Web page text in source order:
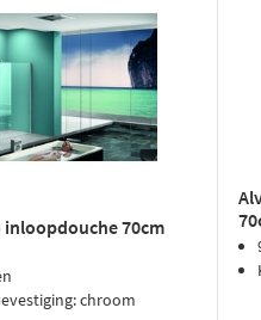
inloopdouche 70cm
chroom